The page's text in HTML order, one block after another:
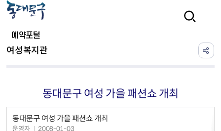
예약포털
여성복지관
동대문구 여성 가을 패션쇼 개최
동대문구 여성 가을 패션쇼 개최
운영자 2008-01-03